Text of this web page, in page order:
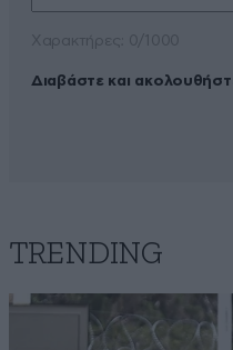
Διαβάστε και
TRENDING